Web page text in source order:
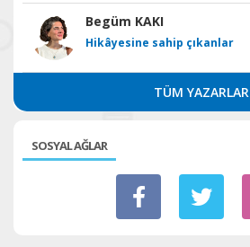
Begüm KAKI
Hikâyesine sahip çıkanlar
TÜM YAZARLAR
SOSYAL AĞLAR